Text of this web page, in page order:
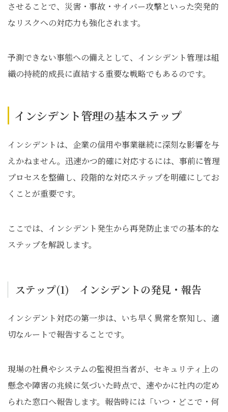
させることで、災害・事故・サイバー攻撃といった突発的
なリスクへの対応力も強化されます。
予測できない事態への備えとして、インシデント管理は組
織の持続的成長に直結する重要な戦略でもあるのです。
インシデント管理の基本ステップ
インシデントは、企業の信用や事業継続に深刻な影響を与
えかねません。迅速かつ的確に対応するには、事前に管理
プロセスを整備し、段階的な対応ステップを明確にしてお
くことが重要です。
ここでは、インシデント発生から再発防止までの基本的な
ステップを解説します。
ステップ(1) インシデントの発見・報告
インシデント対応の第一歩は、いち早く異常を察知し、適
切なルートで報告することです。
現場の社員やシステムの監視担当者が、セキュリティ上の
懸念や障害の兆候に気づいた時点で、速やかに社内の定め
られた窓口へ報告します。報告時には「いつ・どこで・何